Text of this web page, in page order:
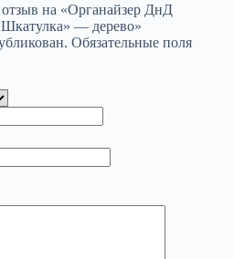
на «Органайзер ДнД
— дерево»
Обязательные поля